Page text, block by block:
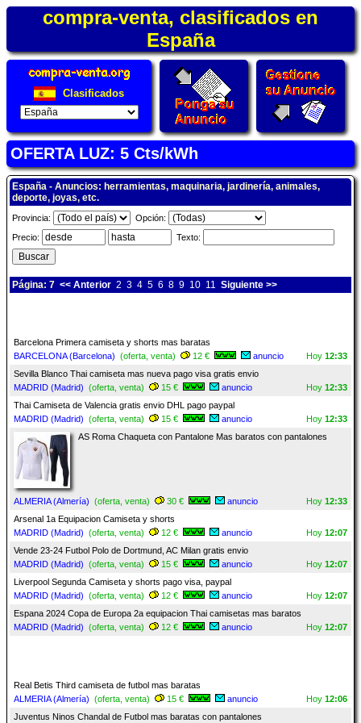
compra-venta, clasificados en
España
Clasificados
OFERTA LUZ: 5 Cts/kWh
España - Anuncios: herramientas, maquinaria, jardinería, animales,
deporte, joyas, etc.
Provincia:
Opción:
Precio:
Texto:
Página: 7 << Anterior 2 3 4 5 6 8 9 10 11 Siguiente >>
Barcelona Primera camiseta y shorts mas baratas
BARCELONA (Barcelona) (oferta, venta) 12 € anuncio Hoy 12:33
Sevilla Blanco Thai camiseta mas nueva pago visa gratis envio
MADRID (Madrid) (oferta, venta) 15 € anuncio Hoy 12:33
Thai Camiseta de Valencia gratis envio DHL pago paypal
MADRID (Madrid) (oferta, venta) 15 € anuncio Hoy 12:33
AS Roma Chaqueta con Pantalone Mas baratos con pantalones
ALMERIA (Almería) (oferta, venta) 30 € anuncio Hoy 12:33
Arsenal 1a Equipacion Camiseta y shorts
MADRID (Madrid) (oferta, venta) 12 € anuncio Hoy 12:07
Vende 23-24 Futbol Polo de Dortmund, AC Milan gratis envio
MADRID (Madrid) (oferta, venta) 15 € anuncio Hoy 12:07
Liverpool Segunda Camiseta y shorts pago visa, paypal
MADRID (Madrid) (oferta, venta) 12 € anuncio Hoy 12:07
Espana 2024 Copa de Europa 2a equipacion Thai camisetas mas baratos
MADRID (Madrid) (oferta, venta) 12 € anuncio Hoy 12:07
Real Betis Third camiseta de futbol mas baratas
ALMERIA (Almería) (oferta, venta) 15 € anuncio Hoy 12:06
Juventus Ninos Chandal de Futbol mas baratas con pantalones